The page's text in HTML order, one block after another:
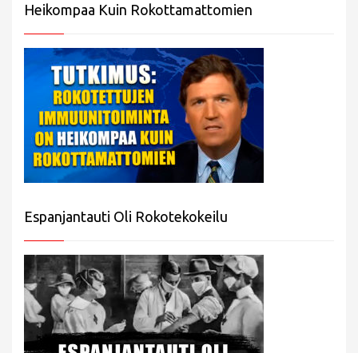
Heikompaa Kuin Rokottamattomien
Espanjantauti Oli Rokotekokeilu